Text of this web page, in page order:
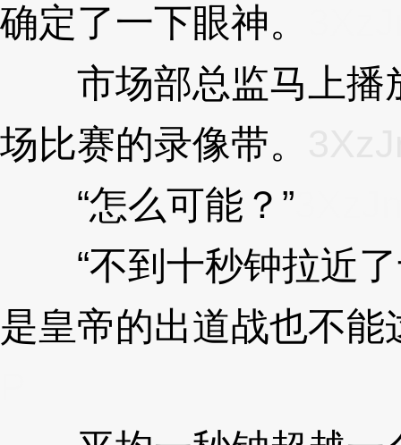
确定了一下眼神。
市场部总监马上播
场比赛的录像带。
“怎么可能？”
“不到十秒钟拉近了
是皇帝的出道战也不能